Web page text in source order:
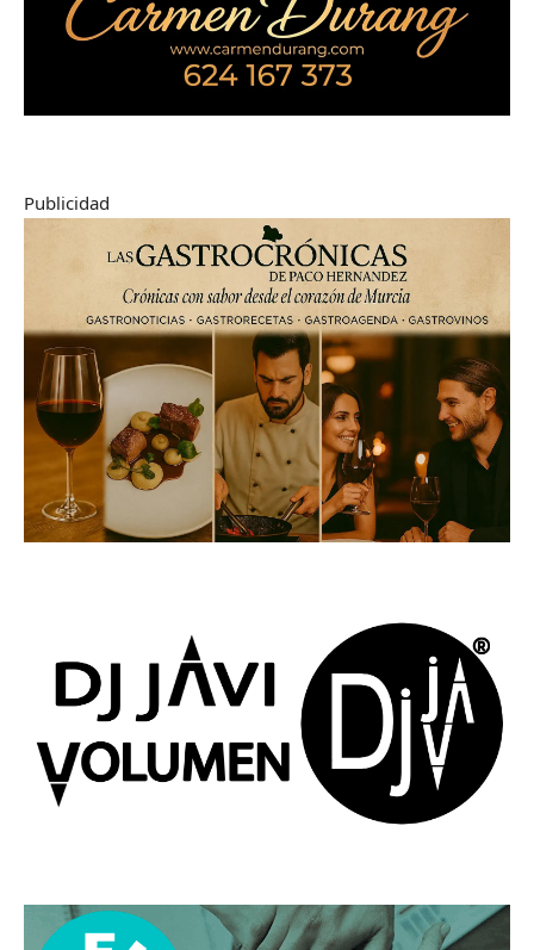
Publicidad